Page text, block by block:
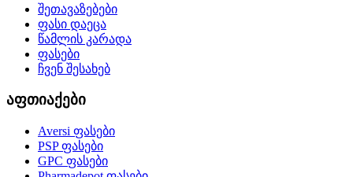
შეთავაზებები
ფასი დაეცა
წამლის კარადა
ფასები
ჩვენ შესახებ
აფთიაქები
Aversi ფასები
PSPფასები
GPC ფასები